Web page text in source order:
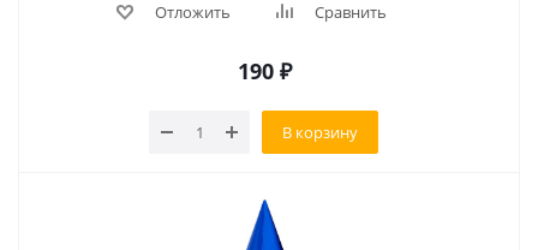
Отложить Сравнить
190 ₽
В корзину